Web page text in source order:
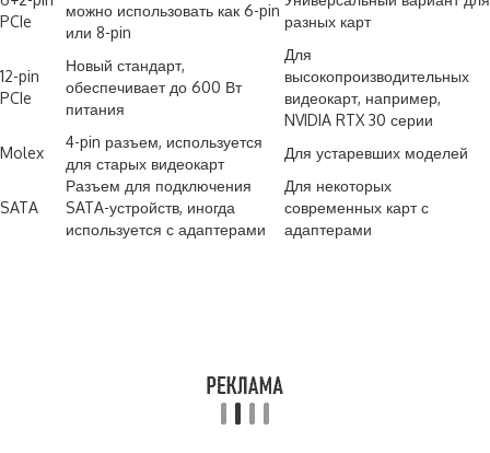
PCIe
можно использовать как 6-pin
или 8-pin
разных карт
12-pin
PCIe
Новый стандарт,
обеспечивает до 600 Вт
питания
Для
высокопроизводительных
видеокарт, например,
NVIDIA RTX 30 серии
Molex
4-pin разъем, используется
для старых видеокарт
Для устаревших моделей
SATA
Разъем для подключения
SATA-устройств, иногда
используется с адаптерами
Для некоторых
современных карт с
адаптерами